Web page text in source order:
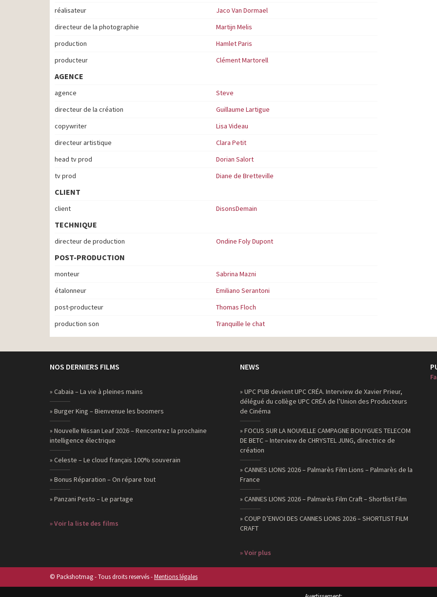
réalisateur
Jaco Van Dormael
directeur de la photographie
Martijn Melis
production
Hamlet Paris
producteur
Clément Martorell
AGENCE
agence
Steve
directeur de la création
Guillaume Lartigue
copywriter
Lisa Videau
directeur artistique
Clara Petit
head tv prod
Dorian Salort
tv prod
Diane de Bretteville
CLIENT
client DisonsDemain
TECHNIQUE
directeur de production Ondine Foly Dupont
POST-PRODUCTION
monteur
Sabrina Mazni
étalonneur
Emiliano Serantoni
post-producteur
Thomas Floch
production son
Tranquille le chat
NOS DERNIERS FILMS
» Cabaia – La vie à pleines mains
» Burger King – Bienvenue les boomers
» Nouvelle Nissan Leaf 2026 – Rencontrez la prochaine
intelligence électrique
» Celeste – Le cloud français 100% souverain
» Bonus Réparation – On répare tout
» Panzani Pesto – Le partage
» Voir la liste des films
NEWS
» UPC PUB devient UPC CRÉA. Interview de Xavier Prieur,
délégué du collège UPC CRÉA de l’Union des Producteurs
de Cinéma
» FOCUS SUR LA NOUVELLE CAMPAGNE BOUYGUES TELECOM
DE BETC – Interview de CHRYSTEL JUNG, directrice de
création
» CANNES LIONS 2026 – Palmarès Film Lions – Palmarès de la
France
» CANNES LIONS 2026 – Palmarès Film Craft – Shortlist Film
» COUP D’ENVOI DES CANNES LIONS 2026 – SHORTLIST FILM
CRAFT
» Voir plus
© Packshotmag - Tous droits reservés -Mentions légales